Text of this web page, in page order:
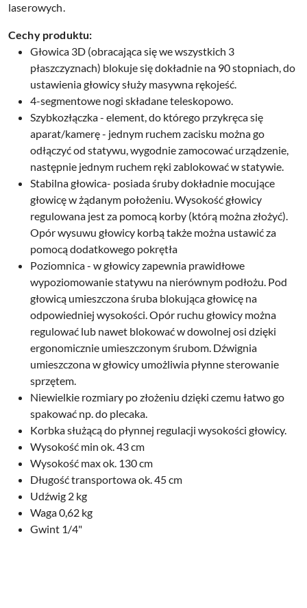
laserowych.
Cechy produktu:
Głowica 3D (obracająca się we wszystkich 3
płaszczyznach) blokuje się dokładnie na 90 stopniach, do
ustawienia głowicy służy masywna rękojeść.
4-segmentowe nogi składane teleskopowo.
Szybkozłączka - element, do którego przykręca się
aparat/kamerę - jednym ruchem zacisku można go
odłączyć od statywu, wygodnie zamocować urządzenie,
następnie jednym ruchem ręki zablokować w statywie.
Stabilna głowica- posiada śruby dokładnie mocujące
głowicę w żądanym położeniu. Wysokość głowicy
regulowana jest za pomocą korby (którą można złożyć).
Opór wysuwu głowicy korbą także można ustawić za
pomocą dodatkowego pokrętła
Poziomnica - w głowicy zapewnia prawidłowe
wypoziomowanie statywu na nierównym podłożu. Pod
głowicą umieszczona śruba blokująca głowicę na
odpowiedniej wysokości. Opór ruchu głowicy można
regulować lub nawet blokować w dowolnej osi dzięki
ergonomicznie umieszczonym śrubom. Dźwignia
umieszczona w głowicy umożliwia płynne sterowanie
sprzętem.
Niewielkie rozmiary po złożeniu dzięki czemu łatwo go
spakować np. do plecaka.
Korbka służącą do płynnej regulacji wysokości głowicy.
Wysokość min ok. 43 cm
Wysokość max ok. 130 cm
Długość transportowa ok. 45 cm
Udźwig 2 kg
Waga 0,62 kg
Gwint 1/4"